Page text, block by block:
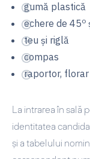
gumă plastică
echere de 45o
teu şi riglă
compas
raportor, florar
La intrarea în sală
identitatea
şi a tabelului